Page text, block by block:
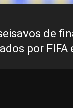
de
por FIFA